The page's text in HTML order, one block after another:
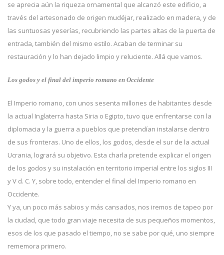
se aprecia aún la riqueza ornamental que alcanzó este edificio, a
través del artesonado de origen mudéjar, realizado en madera, y de
las suntuosas yeserías, recubriendo las partes altas de la puerta de
entrada, también del mismo estilo. Acaban de terminar su
restauración y lo han dejado limpio y reluciente. Allá que vamos.
Los godos y el final del imperio romano en Occidente
El Imperio romano, con unos sesenta millones de habitantes desde
la actual Inglaterra hasta Siria o Egipto, tuvo que enfrentarse con la
diplomacia y la guerra a pueblos que pretendían instalarse dentro
de sus fronteras. Uno de ellos, los godos, desde el sur de la actual
Ucrania, logrará su objetivo. Esta charla pretende explicar el origen
de los godos y su instalación en territorio imperial entre los siglos III
y V d. C. Y, sobre todo, entender el final del Imperio romano en
Occidente.
Y ya, un poco más sabios y más cansados, nos iremos de tapeo por
la ciudad, que todo gran viaje necesita de sus pequeños momentos,
esos de los que pasado el tiempo, no se sabe por qué, uno siempre
rememora primero.